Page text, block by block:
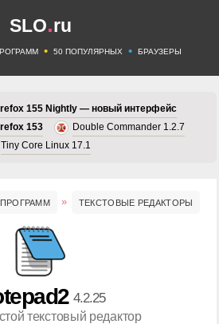
SLO.ru
• 50 ПОПУЛЯРНЫХ • БРАУЗЕРЫ
155 Nightly — новый интерфейс
153
Double Commander 1.2.7
Tiny Core Linux 17.1
ПРОГРАММ ТЕКСТОВЫЕ РЕДАКТОРЫ
4.2.25
текстовый редактор